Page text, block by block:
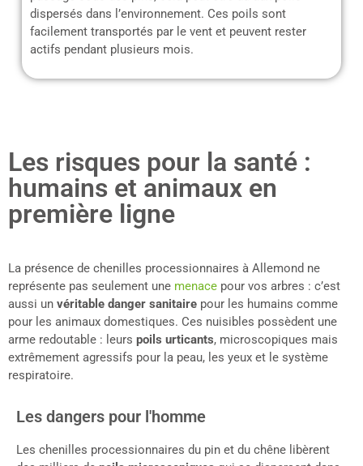
dispersés dans l’environnement. Ces poils sont
facilement transportés par le vent et peuvent rester
actifs pendant plusieurs mois.
Les risques pour la santé :
humains et animaux en
première ligne
La présence de chenilles processionnaires à Allemond ne
représente pas seulement une menace pour vos arbres : c’est
aussi un véritable danger sanitaire pour les humains comme
pour les animaux domestiques. Ces nuisibles possèdent une
arme redoutable : leurs poils urticants, microscopiques mais
extrêmement agressifs pour la peau, les yeux et le système
respiratoire.
Les dangers pour l'homme
Les chenilles processionnaires du pin et du chêne libèrent